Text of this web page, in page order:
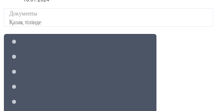
Документы
Қазақ тілінде